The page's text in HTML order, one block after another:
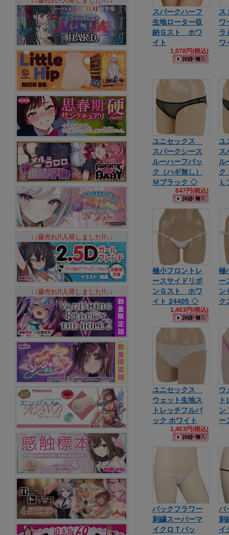
スパークハーフ
生地ローター収
納Ｇスト ホワ
イト
1,078円(税込)
ス
ワ
ラ
ワ
ユニセックス
スパークシース
ルーハーフバッ
ク（ハギ無し）
Ｍブラック ◇
847円(税込)
ユ
ス
ル
ク
Ｌ
極小フロントレ
ースサイドリボ
ンＧスト ホワ
イト 24405 ◇
1,463円(税込)
極
ー
ン
ク
ユニセックス
ウェット生地ス
トレッチフルバ
ック ホワイト
1,463円(税込)
ウ
ン
ー
バックフラワー
刺繍スーパーマ
イクロＴバッ
バ
刺
イ
↓↓爆売れ!!入荷しました!!↓↓
↓↓爆売れ!!入荷しました!!↓↓